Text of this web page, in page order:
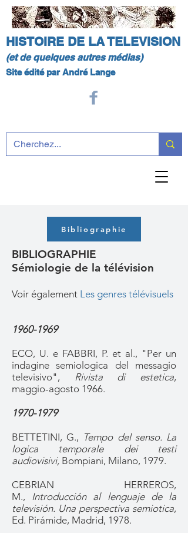
HISTOIRE DE LA TELEVISION
(et de quelques autres médias)
Site édité par André Lange
Bibliographie
BIBLIOGRAPHIE
Sémiologie de la télévision
Voir également Les genres télévisuels
1960-1969
ECO, U. e FABBRI, P. et al., "Per un
indagine semiologica del messagio
televisivo", Rivista di estetica,
maggio-agosto 1966.
1970-1979
BETTETINI, G., Tempo del senso. La
logica temporale dei testi
audiovisivi, Bompiani, Milano, 1979.
CEBRIAN HERREROS,
M., Introducción al lenguaje de la
televisión. Una perspectiva semiotica,
Ed. Pirámide, Madrid, 1978.